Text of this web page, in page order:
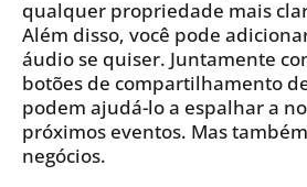
qualquer propriedade mais
Além disso, você pode
áudio se quiser. Juntamente
botões de compartilhamento
podem ajudá-lo a espalhar a
próximos eventos. Mas
negócios.